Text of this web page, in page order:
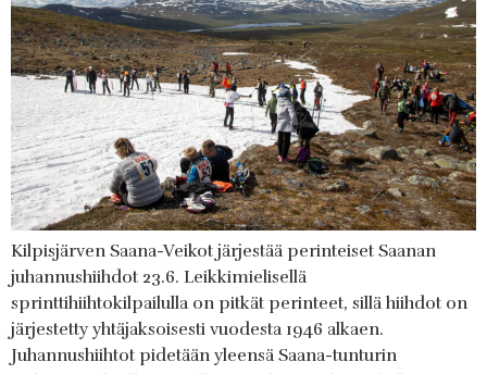
Kilpisjärven Saana-Veikot järjestää perinteiset Saanan
juhannushiihdot 23.6. Leikkimielisellä
sprinttihiihtokilpailulla on pitkät perinteet, sillä hiihdot on
järjestetty yhtäjaksoisesti vuodesta 1946 alkaen.
Juhannushiihtot pidetään yleensä Saana-tunturin